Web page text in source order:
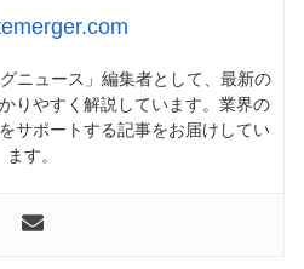
ニュース」編集者として、最新の
りやすく解説しています。業界の
サポートする記事をお届けしてい
ます。